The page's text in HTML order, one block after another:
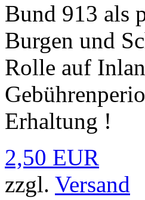
Bund 913 als
Burgen und
Rolle auf
Erhaltung !
2,50 EUR
zzgl. Versand